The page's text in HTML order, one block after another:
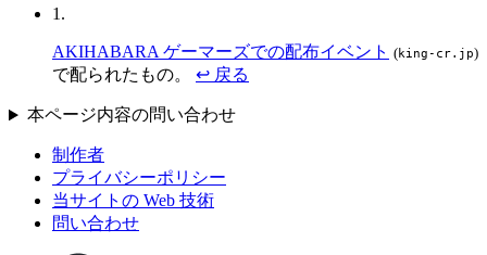
1.
AKIHABARA ゲーマーズでの配布イベント (king-cr.jp)
で配られたもの。 ↩ 戻る
本ページ内容の問い合わせ
制作者
プライバシーポリシー
当サイトの Web 技術
問い合わせ